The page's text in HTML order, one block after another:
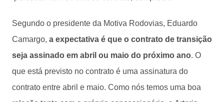
Segundo o presidente da Motiva Rodovias, Eduardo
Camargo, a expectativa é que o contrato de transição
seja assinado em abril ou maio do próximo ano. O
que está previsto no contrato é uma assinatura do
contrato entre abril e maio. Como nós temos uma boa